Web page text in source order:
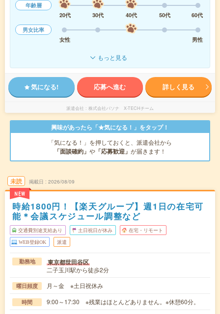
年齢層
20代
30代 40代 50代
60代
男女比率
女性
男性
もっと見る
気になる! 応募へ進む 詳しく見る
派遣会社 株式会社パソナ X-TECHチーム
興味があったら「★気になる！」をタップ！
「気になる！」を押しておくと、派遣会社から
「面談確約」 や 「応募歓迎」 が届きます！
未読
NEW
掲載日 2026/08/09
時給1800円！【楽天グループ】週1日の在宅可
能＊会議スケジュール調整など
交通費別途支給あり 土日祝日が休み 在宅・リモート
WEB登録OK 派遣
勤務地 東京都世田谷区
二子玉川駅から徒歩2分
曜日頻度 月～金 ※土日祝休み
時間 9:00～17:30 ※残業はほとんどありません。※休憩60分。